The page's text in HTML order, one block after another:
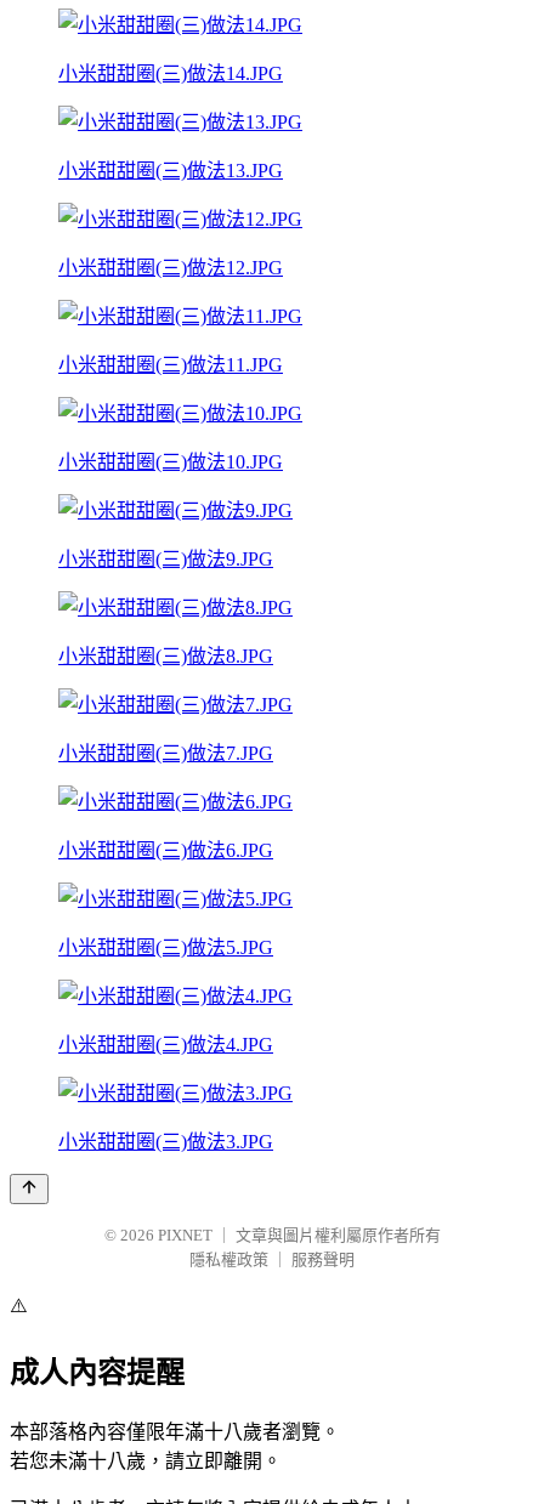
小米甜甜圈(三)做法14.JPG
小米甜甜圈(三)做法13.JPG
小米甜甜圈(三)做法12.JPG
小米甜甜圈(三)做法11.JPG
小米甜甜圈(三)做法10.JPG
小米甜甜圈(三)做法9.JPG
小米甜甜圈(三)做法8.JPG
小米甜甜圈(三)做法7.JPG
小米甜甜圈(三)做法6.JPG
小米甜甜圈(三)做法5.JPG
小米甜甜圈(三)做法4.JPG
小米甜甜圈(三)做法3.JPG
© 2026 PIXNET
文章與圖片權利屬原作者所有
隱私權政策
服務聲明
⚠️
成人內容提醒
本部落格內容僅限年滿十八歲者瀏覽。
若您未滿十八歲，請立即離開。